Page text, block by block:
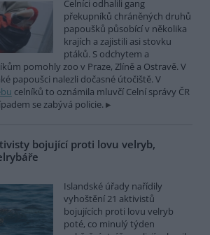
Celníci odhalili gang
překupníků chráněných druhů
papoušků působící v několika
krajích a zajistili asi stovku
ptáků. S odchytem a
pomohly zoo v Praze, Zlíně a Ostravě. V
papoušci nalezli dočasné útočiště. V
celníků to oznámila mluvčí Celní správy ČR
se zabývá policie.
bojující proti lovu velryb,
Islandské úřady nařídily
vyhoštění 21 aktivistů
bojujících proti lovu velryb
poté, co minulý týden